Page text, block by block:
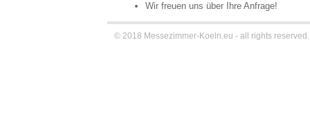
Wir freuen uns über Ihre Anfrage!
© 2018 Messezimmer-Koeln.eu - all rights reserved.